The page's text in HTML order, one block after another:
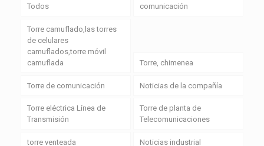
Todos
comunicación
Torre camuflado,las torres
de celulares
camuflados,torre móvil
camuflada
Torre, chimenea
Torre de comunicación Noticias de la compañía
Torre eléctrica Línea de
Transmisión
Torre de planta de
Telecomunicaciones
torre venteada Noticias industrial